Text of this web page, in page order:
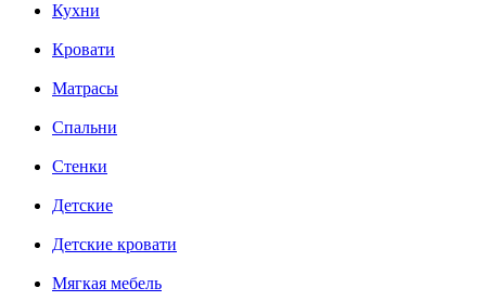
Кухни
Кровати
Матрасы
Cпальни
Стенки
Детские
Детские кровати
Мягкая мебель